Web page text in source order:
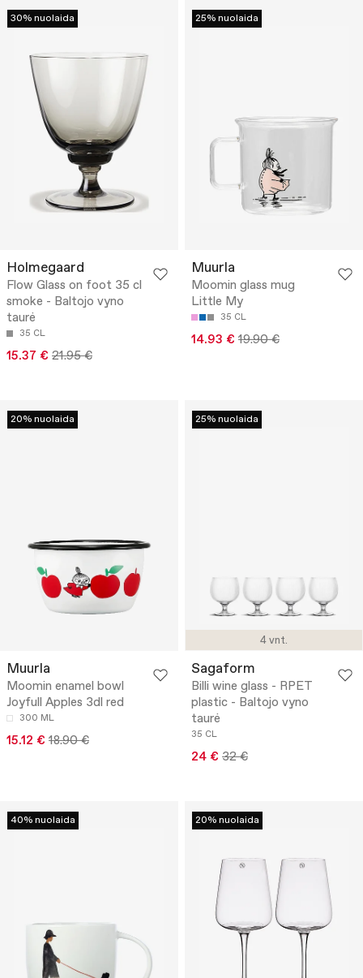
30% nuolaida
Holmegaard
Flow Glass on foot 35 cl
smoke - Baltojo vyno
taurė
35 CL
15.37 € 21.95 €
25% nuolaida
Muurla
Moomin glass mug
Little My
35 CL
14.93 € 19.90 €
20% nuolaida
Muurla
Moomin enamel bowl
Joyfull Apples 3dl red
300 ML
15.12 € 18.90 €
4 vnt.
25% nuolaida
Sagaform
Billi wine glass - RPET
plastic - Baltojo vyno
taurė
35 CL
24 € 32 €
40% nuolaida 20% nuolaida